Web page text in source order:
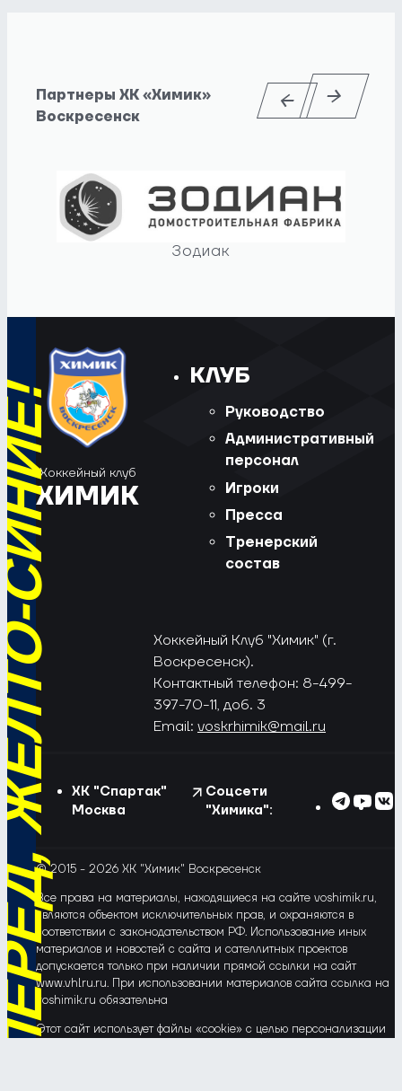
Партнеры ХК «Химик»
Воскресенск
Зодиак
СИНИЕ!
Хоккейный клуб
ХИМИК
КЛУБ
Руководство
Административный
персонал
Игроки
Пресса
Тренерский
состав
Хоккейный Клуб "Химик" (г.
Воскресенск).
Контактный телефон: 8-499-
397-70-11, доб. 3
Email: voskrhimik@mail.ru
ХК "Спартак"
Москва
Соцсети
"Химика":
© 2015 - 2026 ХК "Химик" Воскресенск
Все права на материалы, находящиеся на сайте voshimik.ru,
являются объектом исключительных прав, и охраняются в
соответствии с законодательством РФ. Использование иных
материалов и новостей с сайта и сателлитных проектов
допускается только при наличии прямой ссылки на сайт
www.vhlru.ru. При использовании материалов сайта ссылка на
voshimik.ru обязательна
Этот сайт использует файлы «cookie» с целью персонализации